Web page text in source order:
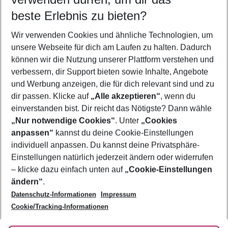
5-8 Nächte
2 Erwachsene Keine Kinder
Mehr Filter anzeigen
Footer
Footer navigation
Über uns
AGB
Bestpreisgarantie
Cookie-Einstellungen ändern
Cookie-Richtlinie
Agenturbetreuung
Barrierefreies Reisen
Folge uns
beste Erlebnis zu bieten?
Wir verwenden Cookies und ähnliche Technologien, um
unsere Webseite für dich am Laufen zu halten. Dadurch
können wir die Nutzung unserer Plattform verstehen und
verbessern, dir Support bieten sowie Inhalte, Angebote
und Werbung anzeigen, die für dich relevant sind und zu
dir passen. Klicke auf „Alle akzeptieren“, wenn du
einverstanden bist. Dir reicht das Nötigste? Dann wähle
„Nur notwendige Cookies“. Unter „Cookies
anpassen“ kannst du deine Cookie-Einstellungen
individuell anpassen. Du kannst deine Privatsphäre-
Einstellungen natürlich jederzeit ändern oder widerrufen
– klicke dazu einfach unten auf „Cookie-Einstellungen
ändern“.
Datenschutz-Informationen
Impressum
Cookie/Tracking-Informationen